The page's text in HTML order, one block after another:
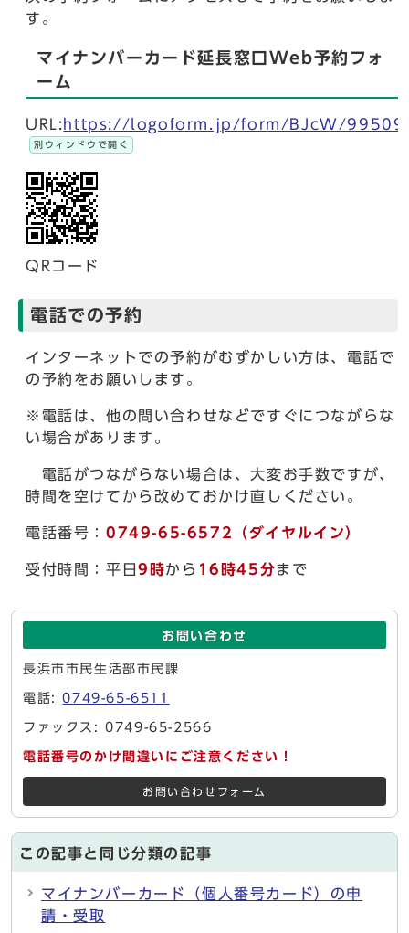
す。
マイナンバーカード延長窓口Web予約フォ
ーム
URL:https://logoform.jp/form/BJcW/
別ウィンドウで開く
QRコード
電話での予約
インターネットでの予約がむずかしい方は、電話で
の予約をお願いします。
※電話は、他の問い合わせなどですぐにつながらな
い場合があります。
電話がつながらない場合は、大変お手数ですが、
時間を空けてから改めておかけ直しください。
電話番号： 0749-65-6572（ダイヤルイン）
受付時間：平日9時から 16時45分まで
お問い合わせ
長浜市市民生活部市民課
電話:0749-65-6511
ファックス: 0749-65-2566
電話番号のかけ間違いにご注意ください！
お問い合わせフォーム
この記事と同じ分類の記事
マイナンバーカード（個人番号カード）の申
請・受取